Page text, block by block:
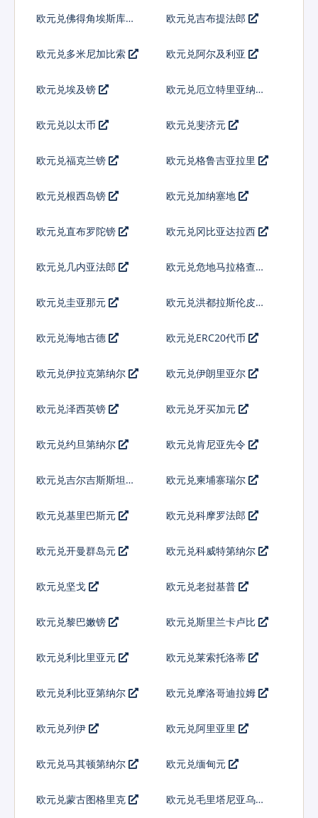
欧元兑佛得角埃斯库多 欧元兑吉布提法郎
欧元兑多米尼加比索 欧元兑阿尔及利亚
欧元兑埃及镑
欧元兑厄立特里亚纳克
欧元兑以太币 欧元兑斐济元
欧元兑福克兰镑 欧元兑格鲁吉亚拉里
欧元兑根西岛镑 欧元兑加纳塞地
欧元兑直布罗陀镑 欧元兑冈比亚达拉西
欧元兑几内亚法郎 欧元兑危地马拉格查尔
欧元兑圭亚那元 欧元兑洪都拉斯伦皮拉
欧元兑海地古德 欧元兑ERC20代币
欧元兑伊拉克第纳尔 欧元兑伊朗里亚尔
欧元兑泽西英镑 欧元兑牙买加元
欧元兑约旦第纳尔 欧元兑肯尼亚先令
欧元兑吉尔吉斯斯坦索
欧元兑柬埔寨瑞尔
欧元兑基里巴斯元 欧元兑科摩罗法郎
欧元兑开曼群岛元 欧元兑科威特第纳尔
欧元兑坚戈 欧元兑老挝基普
欧元兑黎巴嫩镑 欧元兑斯里兰卡卢比
欧元兑利比里亚元 欧元兑莱索托洛蒂
欧元兑利比亚第纳尔 欧元兑摩洛哥迪拉姆
欧元兑列伊 欧元兑阿里亚里
欧元兑马其顿第纳尔 欧元兑缅甸元
欧元兑蒙古图格里克
欧元兑毛里塔尼亚乌吉